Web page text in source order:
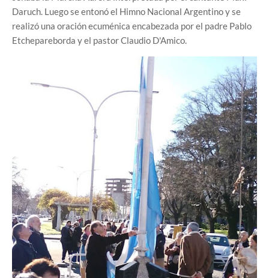
Daruch. Luego se entonó el Himno Nacional Argentino y se
realizó una oración ecuménica encabezada por el padre Pablo
Etchepareborda y el pastor Claudio D'Amico.